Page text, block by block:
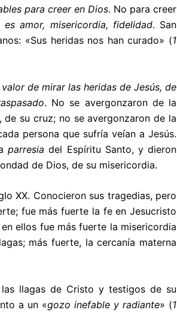
para creer en Dios. No para creer
es amor, misericordia, fidelidad. San
«Sus heridas nos han curado» (1
de mirar las heridas de Jesús, de
. No se avergonzaron de la
su cruz; no se avergonzaron de la
persona que sufría veían a Jesús.
parresia del Espíritu Santo, y dieron
de Dios, de su misericordia.
XX. Conocieron sus tragedias, pero
fue más fuerte la fe en Jesucristo
ellos fue más fuerte la misericordia
más fuerte, la cercanía materna
llagas de Cristo y testigos de su
a un «gozo inefable y radiante» (1